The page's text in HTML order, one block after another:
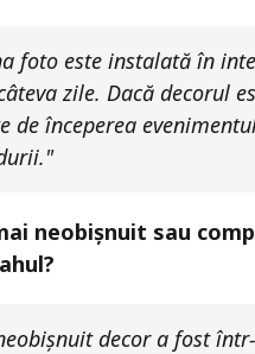
foto este instalată în
zile. Dacă decorul
de începerea
neobișnuit sau
decor a fost